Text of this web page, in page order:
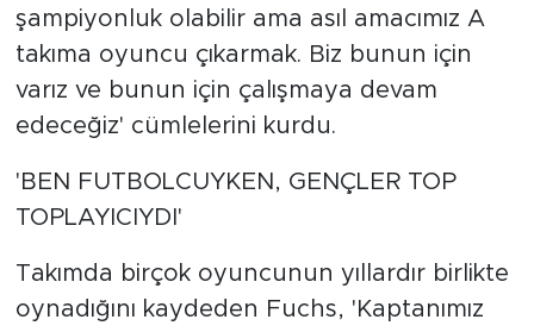
şampiyonluk olabilir ama asıl amacımız A
takıma oyuncu çıkarmak. Biz bunun için
varız ve bunun için çalışmaya devam
edeceğiz' cümlelerini kurdu.
'BEN FUTBOLCUYKEN, GENÇLER TOP
TOPLAYICIYDI'
Takımda birçok oyuncunun yıllardır birlikte
oynadığını kaydeden Fuchs, 'Kaptanımız